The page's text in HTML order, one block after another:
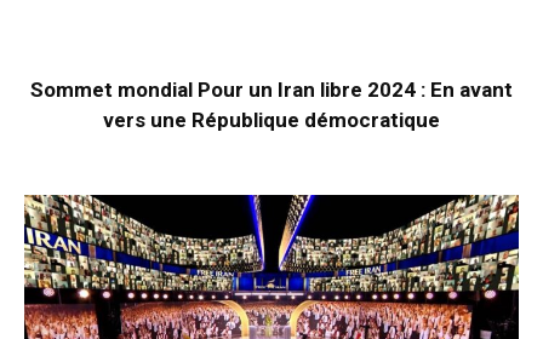
Sommet mondial Pour un Iran libre 2024 : En avant
vers une République démocratique